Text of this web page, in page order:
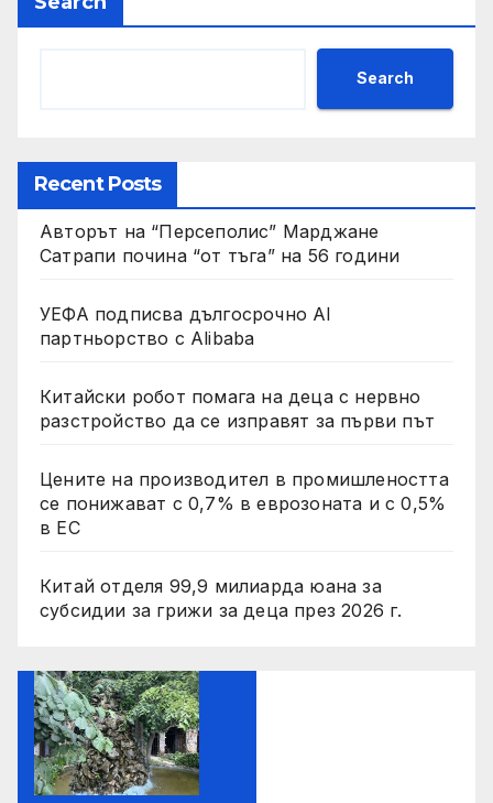
Search
Recent Posts
Авторът на “Персеполис” Марджане
Сатрапи почина “от тъга” на 56 години
УЕФА подписва дългосрочно AI
партньорство с Alibaba
Китайски робот помага на деца с нервно
разстройство да се изправят за първи път
Цените на производител в промишлеността
се понижават с 0,7% в еврозоната и с 0,5%
в ЕС
Китай отделя 99,9 милиарда юана за
субсидии за грижи за деца през 2026 г.